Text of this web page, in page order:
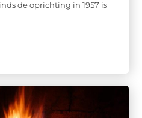
de oprichting in 1957 is